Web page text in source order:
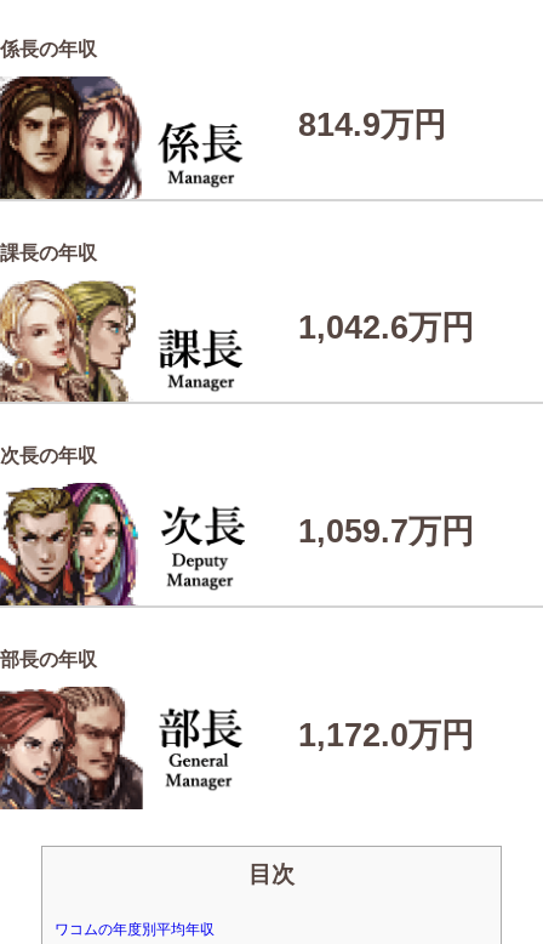
係長の年収
814.9万円
課長の年収
1,042.6万円
次長の年収
1,059.7万円
部長の年収
1,172.0万円
目次
ワコムの年度別平均年収